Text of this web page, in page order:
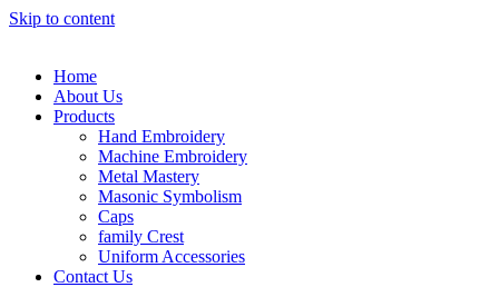
Skip to content
Home
About Us
Products
Hand Embroidery
Machine Embroidery
Metal Mastery
Masonic Symbolism
Caps
family Crest
Uniform Accessories
Contact Us